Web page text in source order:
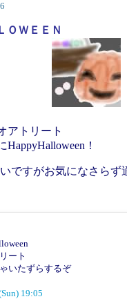
ＯＷＥＥＮ
アトリート
HappyHalloween！
ですがお気になさらず
ween
ート
いたずらするぞ
19:05